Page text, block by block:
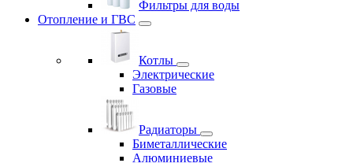
Фильтры для воды
Отопление и ГВС
Котлы
Электрические
Газовые
Радиаторы
Биметаллические
Алюминиевые